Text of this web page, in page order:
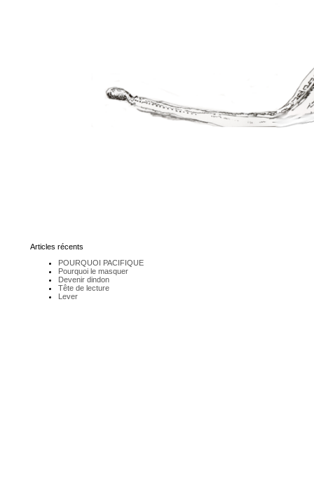
Articles récents
POURQUOI PACIFIQUE
Pourquoi le masquer
Devenir dindon
Tête de lecture
Lever